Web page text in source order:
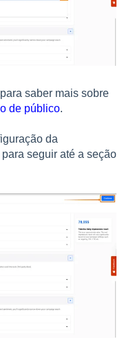
saber mais sobre
de público.
da
seguir até a seção